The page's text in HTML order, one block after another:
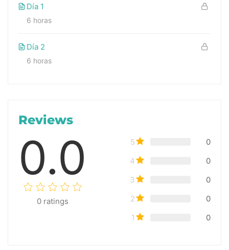
Día 1
6 horas
Día 2
6 horas
Reviews
0.0
0ratings
5
0
4
0
3
0
2
0
1
0